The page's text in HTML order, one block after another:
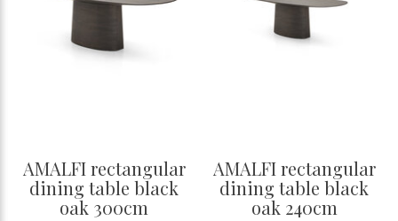
AMALFI rectangular
dining table black
oak 300cm
AMALFI rectangular
dining table black
oak 240cm